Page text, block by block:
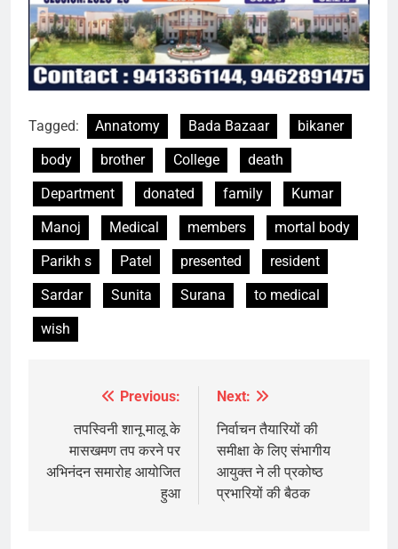
Tagged: Annatomy Bada Bazaar
bikaner
body
brother College
death
Department
donated family
Kumar
Manoj
Medical members
mortal body
Parikh s
Patel presented
resident
Sardar
Sunita Surana
to medical
wish
navigation
Previous:
तपस्विनी शानू मालू के
मासखमण तप करने पर
अभिनंदन समारोह आयोजित
हुआ
Next:
निर्वाचन तैयारियों की
समीक्षा के लिए संभागीय
आयुक्त ने ली प्रकोष्ठ
प्रभारियों की बैठक